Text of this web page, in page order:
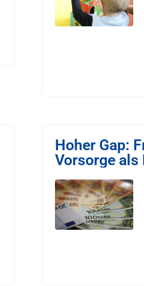
Hoher Gap:
Vorsorge als